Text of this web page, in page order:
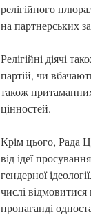
релігійного
на партнерських
Релігійні діячі
партій, чи
також
цінностей.
Крім цього, Рада
від ідеї
гендерної
числі відмовитися
пропаганді